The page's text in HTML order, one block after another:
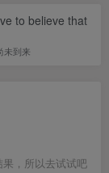
to believe that
未到来
，所以去试试吧